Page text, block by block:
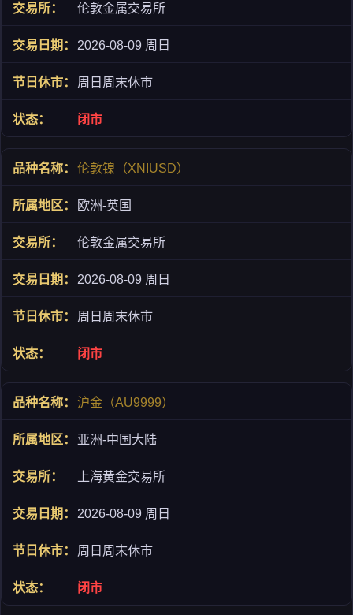
伦敦金属交易所
2026-08-09 周日
周日周末休市
闭市
伦敦镍（XNIUSD）
欧洲-英国
伦敦金属交易所
2026-08-09 周日
周日周末休市
闭市
沪金（AU9999）
亚洲-中国大陆
上海黄金交易所
2026-08-09 周日
周日周末休市
闭市